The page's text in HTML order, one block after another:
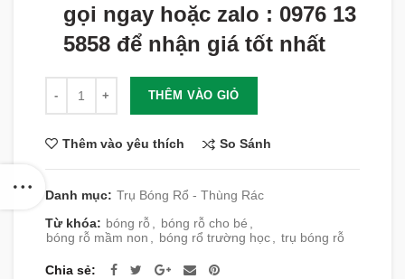
gọi ngay hoặc zalo : 0976 13
5858 để nhận giá tốt nhất
THÊM VÀO GIỎ
Thêm vào yêu thích So Sánh
Danh mục: Trụ Bóng Rổ - Thùng Rác
Từ khóa: bóng rỗ bóng rỗ cho bé
bóng rỗ mầm non
bóng rổ trường học trụ bóng rỗ
Chia sẻ